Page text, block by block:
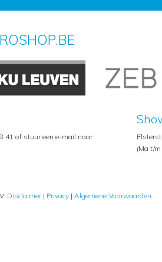
41 of stuur een e-mail naar
(Ma t/
Disclaimer| Privacy | Algemene Voorwaarden